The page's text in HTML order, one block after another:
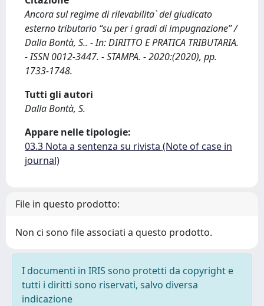
Ancora sul regime di rilevabilita` del giudicato
esterno tributario “su per i gradi di impugnazione” /
Dalla Bontà, S.. - In: DIRITTO E PRATICA TRIBUTARIA.
- ISSN 0012-3447. - STAMPA. - 2020:(2020), pp.
1733-1748.
Tutti gli autori
Dalla Bontà, S.
Appare nelle tipologie:
03.3 Nota a sentenza su rivista (Note of case in
journal)
File in questo prodotto:
Non ci sono file associati a questo prodotto.
I documenti in IRIS sono protetti da copyright e
tutti i diritti sono riservati, salvo diversa
indicazione